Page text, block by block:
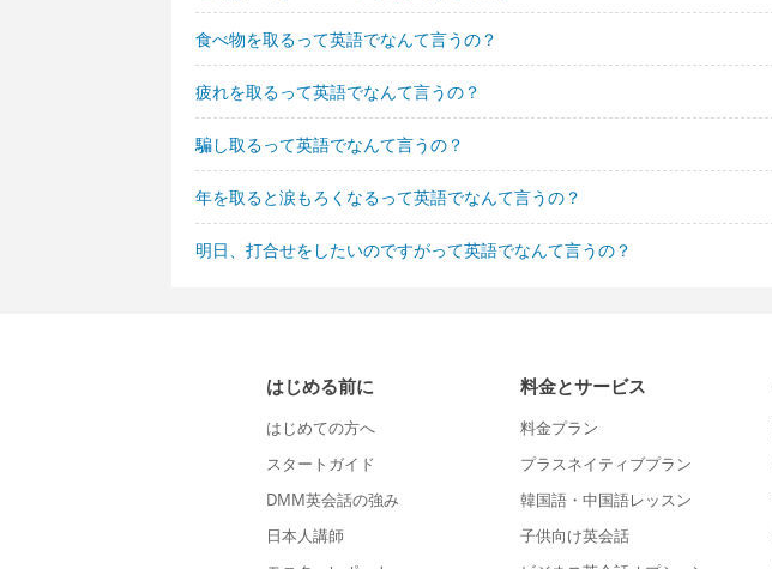
食べ物を取るって英語でなんて言うの？
疲れを取るって英語でなんて言うの？
騙し取るって英語でなんて言うの？
年を取ると涙もろくなるって英語でなんて言うの？
明日、打合せをしたいのですがって英語でなんて言うの？
はじめる前に
はじめての方へ
スタートガイド
DMM英会話の強み
日本人講師
料金とサービス
料金プラン
プラスネイティブプラン
韓国語・中国語レッスン
子供向け英会話